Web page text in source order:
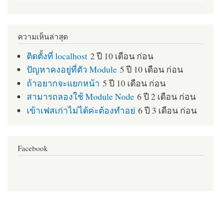
ความเห็นล่าสุด
ติดตั้งที่ localhost 2 ปี 10 เดือน ก่อน
ปัญหาคงอยู่ที่ตัว Module 5 ปี 10 เดือน ก่อน
ถ้าอยากจะแยกหน้า 5 ปี 10 เดือน ก่อน
สามารถลองใช้ Module Node 6 ปี 2 เดือน ก่อน
เข้าเฟสเก่าไม่ได้ค่ะต้องทำอย่ 6 ปี 3 เดือน ก่อน
Facebook